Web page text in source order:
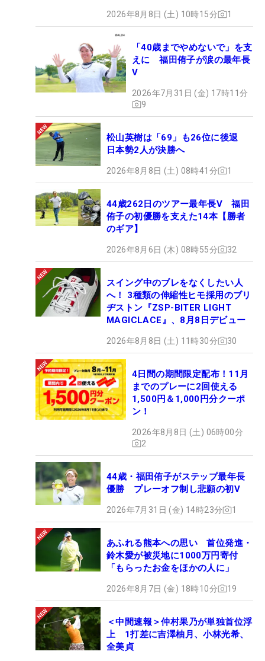
2026年8月8日 (土) 10時15分 1
「40歳までやめないで」を支
えに 福田侑子が涙の最年長
V
2026年7月31日 (金) 17時11分
9
松山英樹は「69」も26位に後退
日本勢2人が決勝へ
2026年8月8日 (土) 08時41分 1
44歳262日のツアー最年長V 福田
侑子の初優勝を支えた14本【勝者
のギア】
2026年8月6日 (木) 08時55分 32
スイング中のブレをなくしたい人
へ！ 3種類の伸縮性ヒモ採用のブリ
ヂストン『ZSP-BITER LIGHT
MAGICLACE』、8月8日デビュー
2026年8月8日 (土) 11時30分 30
4日間の期間限定配布！11月
までのプレーに2回使える
1,500円＆1,000円分クーポ
ン！
2026年8月8日 (土) 06時00分
2
44歳・福田侑子がステップ最年長
優勝 プレーオフ制し悲願の初V
2026年7月31日 (金) 14時23分 1
あふれる熊本への思い 首位発進・
鈴木愛が被災地に1000万円寄付
「もらったお金をほかの人に」
2026年8月7日 (金) 18時10分 19
＜中間速報＞仲村果乃が単独首位浮
上 1打差に吉澤柚月、小林光希、
全美貞